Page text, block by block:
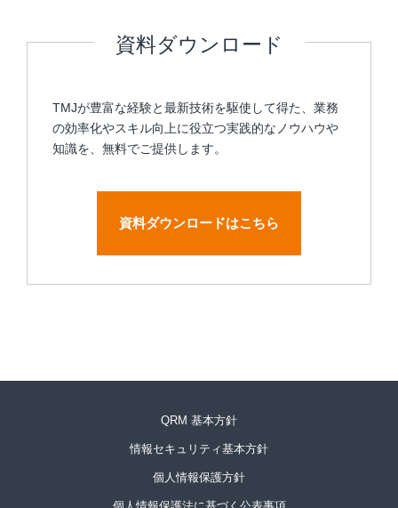
資料ダウンロード
TMJが豊富な経験と最新技術を駆使して得た、業務
の効率化やスキル向上に役立つ実践的なノウハウや
知識を、無料でご提供します。
資料ダウンロードはこちら
QRM 基本方針
情報セキュリティ基本方針
個人情報保護方針